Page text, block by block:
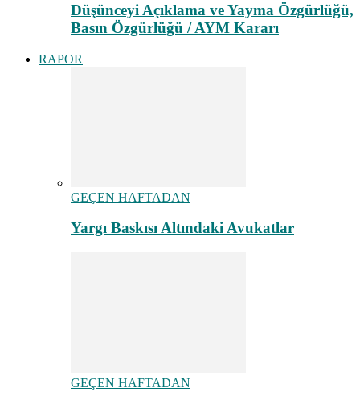
Düşünceyi Açıklama ve Yayma Özgürlüğü,
Basın Özgürlüğü / AYM Kararı
RAPOR
GEÇEN HAFTADAN
Yargı Baskısı Altındaki Avukatlar
GEÇEN HAFTADAN